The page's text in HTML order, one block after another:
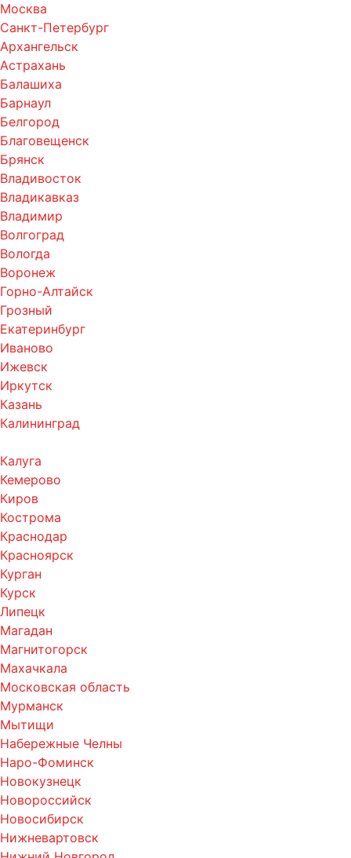
Москва
Санкт-Петербург
Архангельск
Астрахань
Балашиха
Барнаул
Белгород
Благовещенск
Брянск
Владивосток
Владикавказ
Владимир
Волгоград
Вологда
Воронеж
Горно-Алтайск
Грозный
Екатеринбург
Иваново
Ижевск
Иркутск
Казань
Калининград
Калуга
Кемерово
Киров
Кострома
Краснодар
Красноярск
Курган
Курск
Липецк
Магадан
Магнитогорск
Махачкала
Московская область
Мурманск
Мытищи
Набережные Челны
Наро-Фоминск
Новокузнецк
Новороссийск
Новосибирск
Нижневартовск